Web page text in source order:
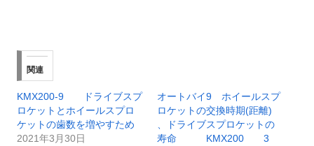
関連
KMX200-9 ドライブスプ
ロケットとホイールスプロ
ケットの歯数を増やすため
2021年3月30日
オートバイ9 ホイールスプ
ロケットの交換時期(距離)
、ドライブスプロケットの
寿命 KMX200 3